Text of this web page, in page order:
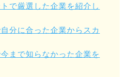
で厳選した企業を紹介し
分に合った企業からスカ
まで知らなかった企業を